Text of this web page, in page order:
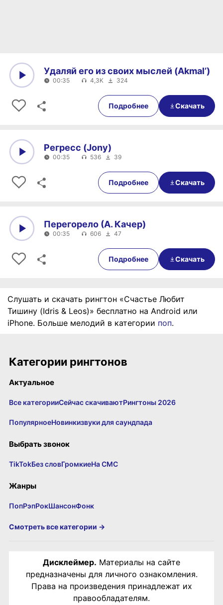
00:35
Удаляй его из своих мыслей (Akmal’)
00:35 4,3K 324
Подробнее Скачать
00:35
Регресс (Jony)
00:35 536 39
Подробнее Скачать
00:35
Перегорело (А. Качер)
00:35 606 47
Подробнее Скачать
Слушать и скачать рингтон «Счастье Любит
Тишину (Idris & Leos)» бесплатно на Android или
iPhone. Больше мелодий в категории поп.
Категории рингтонов
Актуальное
Все категорииСейчас скачиваютРингтоны 2026
ПопулярноеНовинкизвуки для саундпада
Выбрать звонок
TikTokБез словГромкиеНа СМС
Жанры
ПопРэпРокШансонФонк
Смотреть все категории →
Дисклеймер. Материалы на сайте
предназначены для личного ознакомления.
Права на произведения принадлежат их
правообладателям.